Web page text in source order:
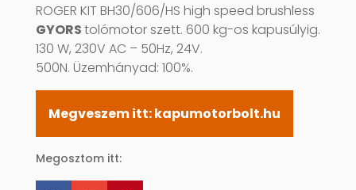
ROGER KIT BH30/606/HS high speed brushless
GYORStolómotor szett. 600 kg-os kapusúlyig.
130 W, 230V AC – 50Hz, 24V.
500N. Üzemhányad: 100%.
Megveszem itt: kapumotorbolt.hu
Megosztom itt: